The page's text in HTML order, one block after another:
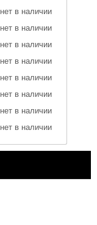
нет в наличии
нет в наличии
нет в наличии
нет в наличии
нет в наличии
нет в наличии
нет в наличии
нет в наличии